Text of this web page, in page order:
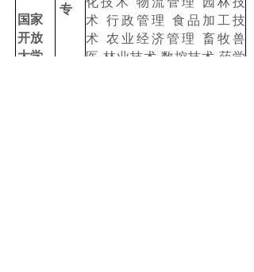
国家
开放
大学
专
术 行政管理
食品加工技
术
农业经济管理
畜牧兽
医 林业技术 数控技术 药学